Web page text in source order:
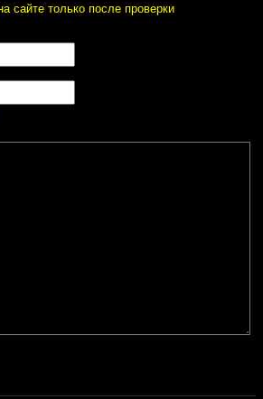
сайте только после проверки